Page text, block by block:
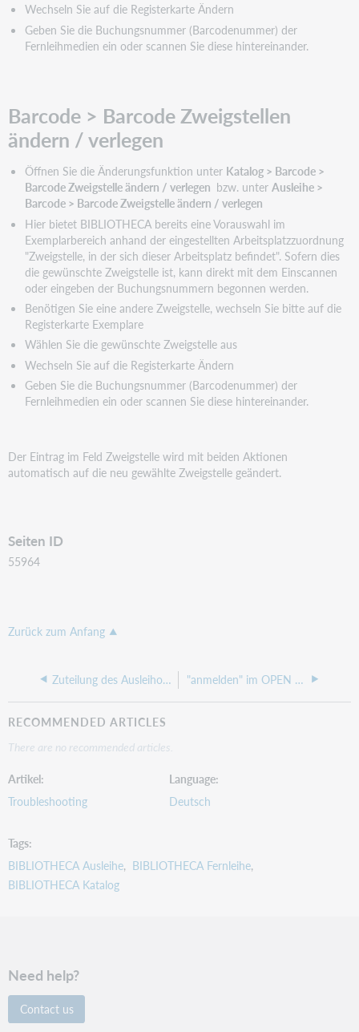
Wechseln Sie auf die Registerkarte Ändern
Geben Sie die Buchungsnummer (Barcodenummer) der
Fernleihmedien ein oder scannen Sie diese hintereinander.
Barcode > Barcode Zweigstellen
ändern / verlegen
Öffnen Sie die Änderungsfunktion unter Katalog > Barcode >
Barcode Zweigstelle ändern / verlegen bzw. unter Ausleihe >
Barcode > Barcode Zweigstelle ändern / verlegen
Hier bietet BIBLIOTHECA bereits eine Vorauswahl im
Exemplarbereich anhand der eingestellten Arbeitsplatzzuordnung
"Zweigstelle, in der sich dieser Arbeitsplatz befindet". Sofern dies
die gewünschte Zweigstelle ist, kann direkt mit dem Einscannen
oder eingeben der Buchungsnummern begonnen werden.
Benötigen Sie eine andere Zweigstelle, wechseln Sie bitte auf die
Registerkarte Exemplare
Wählen Sie die gewünschte Zweigstelle aus
Wechseln Sie auf die Registerkarte Ändern
Geben Sie die Buchungsnummer (Barcodenummer) der
Fernleihmedien ein oder scannen Sie diese hintereinander.
Der Eintrag im Feld Zweigstelle wird mit beiden Aktionen
automatisch auf die neu gewählte Zweigstelle geändert.
Seiten ID
55964
Zurück zum Anfang
Zuteilung des Ausleihortes am Selbstverbucher für die Ausleihstatistik "anmelden" im OPEN wird auf einer Seite nicht mehr angezeigt
RECOMMENDED ARTICLES
There are no recommended articles.
Artikel
Troubleshooting
Language
Deutsch
Tags
BIBLIOTHECA Ausleihe BIBLIOTHECA Fernleihe
BIBLIOTHECA Katalog
Need help?
Contact us